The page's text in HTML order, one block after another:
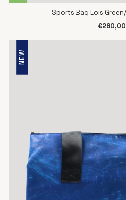
Sports Bag Lois
€260,00
NEW